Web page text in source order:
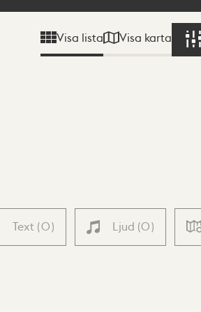
Visa lista Visa karta
Text (0) Ljud (0)